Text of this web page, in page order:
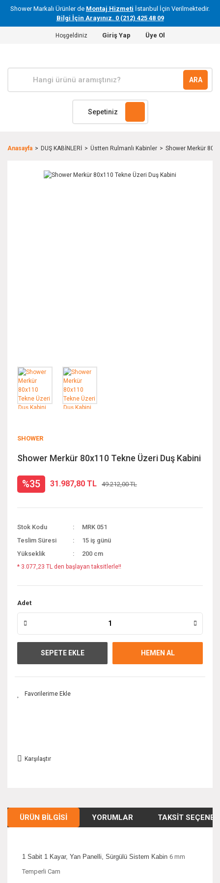
Shower Markalı Ürünler de Montaj Hizmeti İstanbul İçin Verilmektedir.
Bilgi İçin Arayınız. 0 (212) 425 48 09
Hoşgeldiniz Giriş Yap Üye Ol
ARA
Sepetiniz
Anasayfa DUŞ KABİNLERİ Üstten Rulmanlı Kabinler Shower Merkür
SHOWER
Shower Merkür 80x110 Tekne Üzeri Duş Kabini
%35 31.987,80 TL 49.212,00 TL
Stok Kodu
MRK 051
Teslim Süresi
15 iş günü
Yükseklik
200 cm
* 3.077,23 TL den başlayan taksitlerle!!
Adet
SEPETE EKLE HEMEN AL
Karşılaştır
ÜRÜN BILGISI YORUMLAR TAKSIT
1 Sabit 1 Kayar, Yan Panelli, Sürgülü Sistem Kabin 6 mm
Temperli Cam